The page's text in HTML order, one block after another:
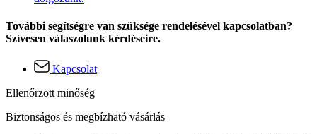
További segítségre van szüksége rendelésével kapcsolatban?
Szívesen válaszolunk kérdéseire.
Kapcsolat
Ellenőrzött minőség
Biztonságos és megbízható vásárlás